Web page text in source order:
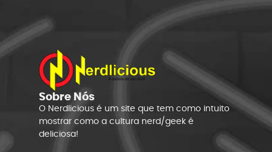
Sobre Nós
O Nerdlicious é um site que tem como intuito
mostrar como a cultura nerd/geek é
deliciosa!